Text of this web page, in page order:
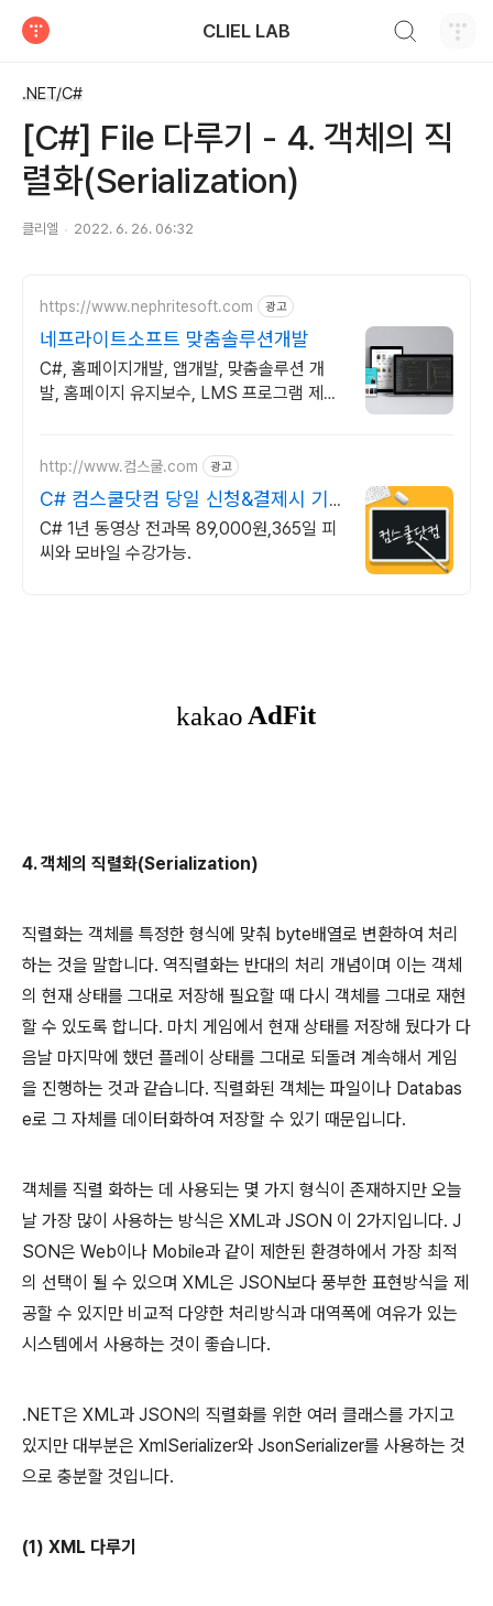
CLIEL LAB
.NET/C#
[C#] File 다루기 - 4. 객체의 직
렬화(Serialization)
클리엘 2022. 6. 26. 06:32
https://www.nephritesoft.com 광고
네프라이트소프트 맞춤솔루션개발
C#, 홈페이지개발, 앱개발, 맞춤솔루션 개
발, 홈페이지 유지보수, LMS 프로그램 제작
http://www.컴스쿨.com 광고
C# 컴스쿨닷컴 당일 신청&결제시 기
프티콘!
C# 1년 동영상 전과목 89,000원,365일 피
씨와 모바일 수강가능.
4. 객체의 직렬화(Serialization)
직렬화는 객체를 특정한 형식에 맞춰 byte배열로 변환하여 처리
하는 것을 말합니다. 역직렬화는 반대의 처리 개념이며 이는 객체
의 현재 상태를 그대로 저장해 필요할 때 다시 객체를 그대로 재현
할 수 있도록 합니다. 마치 게임에서 현재 상태를 저장해 뒀다가 다
음날 마지막에 했던 플레이 상태를 그대로 되돌려 계속해서 게임
을 진행하는 것과 같습니다. 직렬화된 객체는 파일이나 Databas
e로 그 자체를 데이터화하여 저장할 수 있기 때문입니다.
객체를 직렬 화하는 데 사용되는 몇 가지 형식이 존재하지만 오늘
날 가장 많이 사용하는 방식은 XML과 JSON 이 2가지입니다. J
SON은 Web이나 Mobile과 같이 제한된 환경하에서 가장 최적
의 선택이 될 수 있으며 XML은 JSON보다 풍부한 표현방식을 제
공할 수 있지만 비교적 다양한 처리방식과 대역폭에 여유가 있는
시스템에서 사용하는 것이 좋습니다.
.NET은 XML과 JSON의 직렬화를 위한 여러 클래스를 가지고
있지만 대부분은 XmlSerializer와 JsonSerializer를 사용하는 것
으로 충분할 것입니다.
(1) XML 다루기